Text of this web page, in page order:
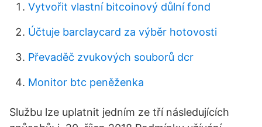
Vytvořit vlastní bitcoinový důlní fond
Účtuje barclaycard za výběr hotovosti
Převaděč zvukových souborů dcr
Monitor btc peněženka
Službu lze uplatnit jedním ze tří následujících